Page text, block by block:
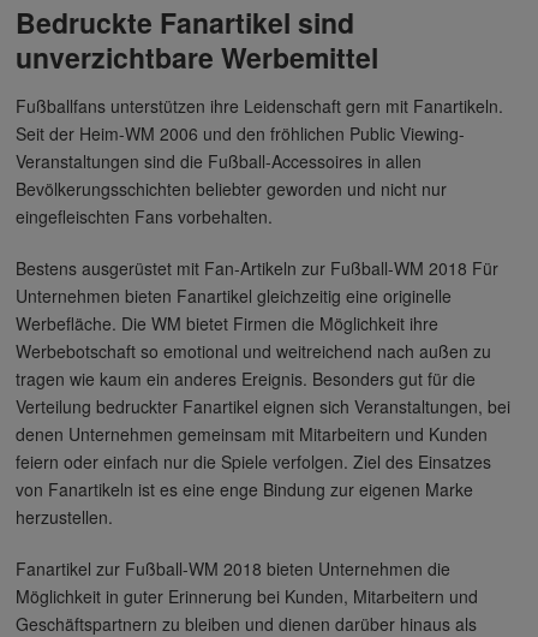
Bedruckte Fanartikel sind
unverzichtbare Werbemittel
Fußballfans unterstützen ihre Leidenschaft gern mit Fanartikeln.
Seit der Heim-WM 2006 und den fröhlichen Public Viewing-
Veranstaltungen sind die Fußball-Accessoires in allen
Bevölkerungsschichten beliebter geworden und nicht nur
eingefleischten Fans vorbehalten.
Bestens ausgerüstet mit Fan-Artikeln zur Fußball-WM 2018 Für
Unternehmen bieten Fanartikel gleichzeitig eine originelle
Werbefläche. Die WM bietet Firmen die Möglichkeit ihre
Werbebotschaft so emotional und weitreichend nach außen zu
tragen wie kaum ein anderes Ereignis. Besonders gut für die
Verteilung bedruckter Fanartikel eignen sich Veranstaltungen, bei
denen Unternehmen gemeinsam mit Mitarbeitern und Kunden
feiern oder einfach nur die Spiele verfolgen. Ziel des Einsatzes
von Fanartikeln ist es eine enge Bindung zur eigenen Marke
herzustellen.
Fanartikel zur Fußball-WM 2018 bieten Unternehmen die
Möglichkeit in guter Erinnerung bei Kunden, Mitarbeitern und
Geschäftspartnern zu bleiben und dienen darüber hinaus als